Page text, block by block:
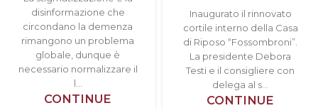
disinformazione che
circondano la demenza
rimangono un problema
globale, dunque è
necessario normalizzare il
l...
CONTINUE
Inaugurato il rinnovato
cortile interno della Casa
di Riposo “Fossombroni”.
La presidente Debora
Testi e il consigliere con
delega al s...
CONTINUE